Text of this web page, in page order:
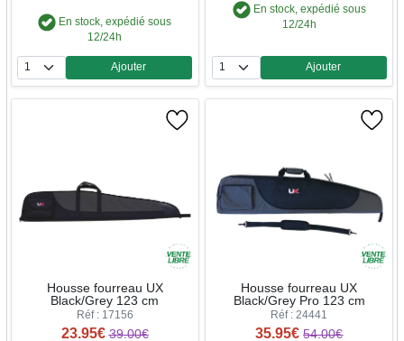
En stock, expédié sous
12/24h
Quantité
Ajouter
En stock, expédié sous
12/24h
Quantité
Ajouter
Housse fourreau UX
Black/Grey 123 cm
Réf : 17156
23.95€ 39.00€
Housse fourreau UX
Black/Grey Pro 123 cm
Réf : 24441
35.95€ 54.00€